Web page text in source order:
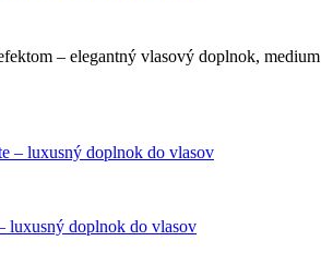
– elegantný vlasový doplnok, medium
luxusný doplnok do vlasov